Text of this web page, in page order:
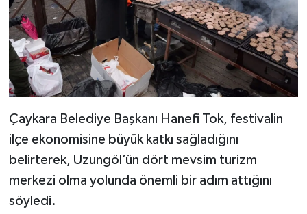
Çaykara Belediye Başkanı Hanefi Tok, festivalin
ilçe ekonomisine büyük katkı sağladığını
belirterek, Uzungöl’ün dört mevsim turizm
merkezi olma yolunda önemli bir adım attığını
söyledi.